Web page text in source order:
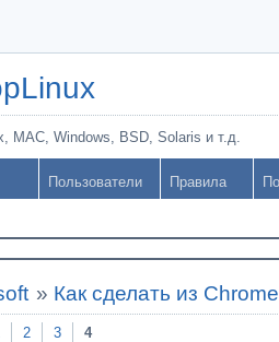
MAC, Windows, BSD, Solaris и т.д.
Пользователи Правила
» Как сделать из
2 3 4